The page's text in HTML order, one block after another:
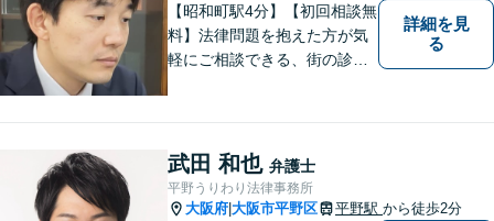
【昭和町駅4分】【初回相談無
料】法律問題を抱えた方が気
軽にご相談できる、街の診療
い分野に対応しております。
お気軽にご相談ください。
【夜間・休日対応可】
詳細を見
る
武田 和也 弁護士
平野うりわり法律事務所
大阪府 大阪市平野区 平野駅 から徒歩2分